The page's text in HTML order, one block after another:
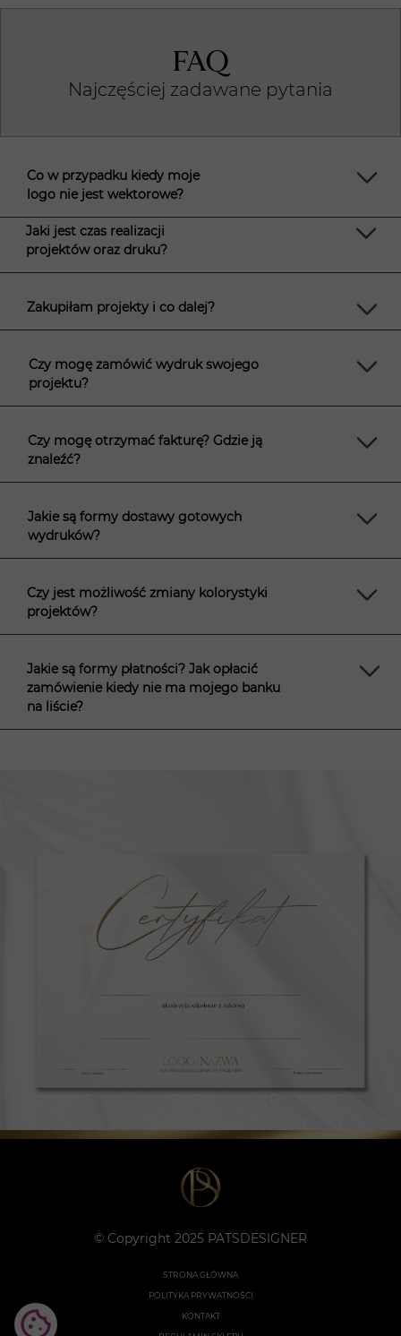
FAQ
Najczęściej zadawane pytania
Co w przypadku kiedy moje
logo nie jest wektorowe?
Jaki jest czas realizacji
projektów oraz druku?
Zakupiłam projekty i co dalej?
Czy mogę zamówić wydruk swojego
projektu?
Czy mogę otrzymać fakturę? Gdzie ją
znaleźć?
Jakie są formy dostawy gotowych
wydruków?
Czy jest możliwość zmiany kolorystyki
projektów?
Jakie są formy płatności? Jak opłacić
zamówienie kiedy nie ma mojego banku
na liście?
© Copyright 2025 PATSDESIGNER
STRONA GŁÓWNA
POLITYKA PRYWATNOŚCI
KONTAKT